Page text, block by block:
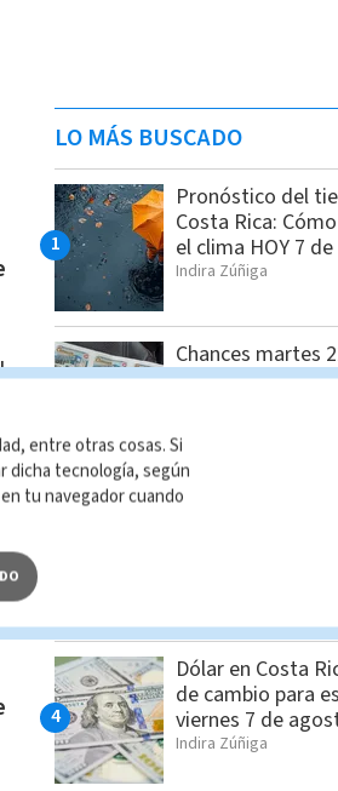
LO MÁS BUSCADO
Pronóstico del
Costa Rica:
el clima HOY 7
Indira Zúñiga
Chances martes
| Lista completa
Lotería Nacional
Dólar en Costa
de cambio para
viernes 7 de
Indira Zúñiga
entre otras cosas. Si
dicha tecnología, según
tu navegador cuando